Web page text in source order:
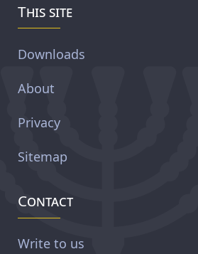
This site
Downloads
About
Privacy
Sitemap
Contact
Write to us